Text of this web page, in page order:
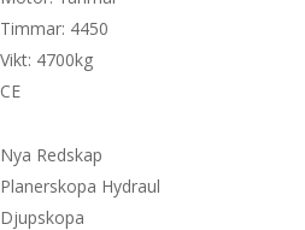
Timmar: 4450
Vikt: 4700kg
CE
Nya Redskap
Planerskopa Hydraul
Djupskopa